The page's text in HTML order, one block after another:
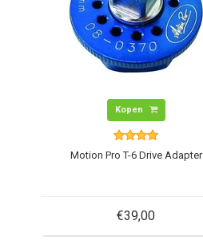
Kopen
Motion Pro T-6 Drive Adapter
€39,00